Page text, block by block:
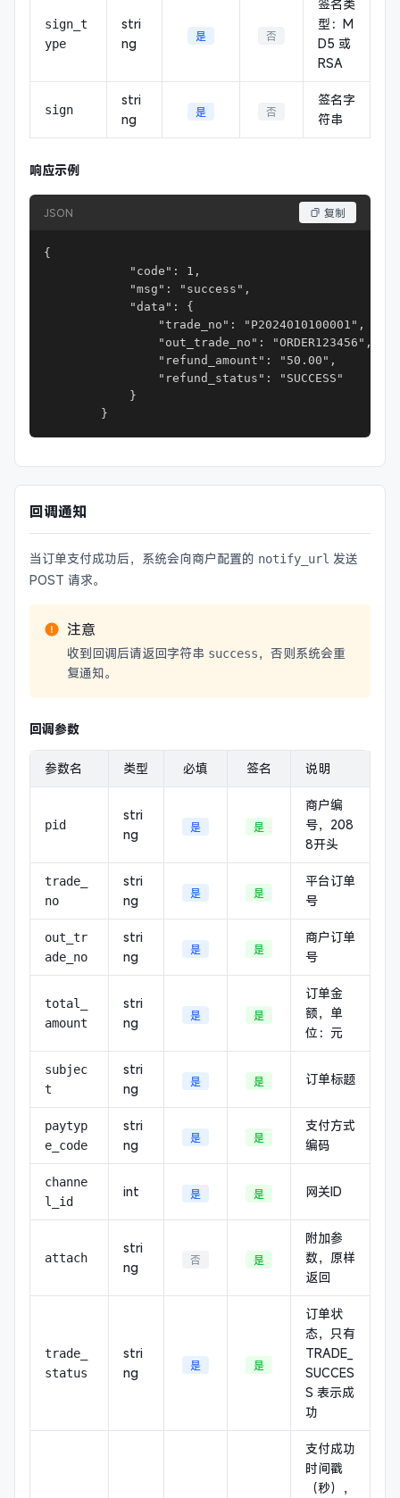
sign_t
ype
stri
ng
是 否
签名类
型：M
D5 或
RSA
sign
stri
ng
是 否
签名字
符串
响应示例
JSON 复制
{
            "code": 1,
            "msg": "success",
            "data": {
                "trade_no": "P2024010100001",
                "out_trade_no": "ORDER123456",
                "refund_amount": "50.00",
                "refund_status": "SUCCESS"
            }
        }
回调通知
当订单支付成功后，系统会向商户配置的 notify_url 发送
POST 请求。
注意
收到回调后请返回字符串 success，否则系统会重
复通知。
回调参数
参数名 类型 必填 签名 说明
pid
stri
ng
是 是
商户编
号，208
8开头
trade_
no
stri
ng
是 是
平台订单
号
out_tr
ade_no
stri
ng
是 是
商户订单
号
total_
amount
stri
ng
是 是
订单金
额，单
位：元
subjec
t
stri
ng
是 是 订单标题
paytyp
e_code
stri
ng
是 是
支付方式
编码
channe
l_id
int 是 是 网关ID
attach
stri
ng
否 是
附加参
数，原样
返回
trade_
status
stri
ng
是 是
订单状
态，只有
TRADE_
SUCCES
S 表示成
功
支付成功
时间戳
（秒），